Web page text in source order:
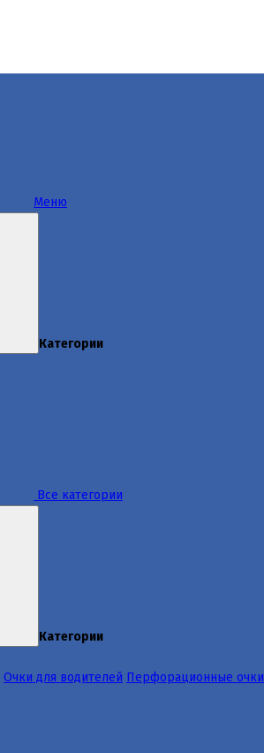
Меню
Категории
Все категории
Категории
Очки для водителей Перфорационные очки